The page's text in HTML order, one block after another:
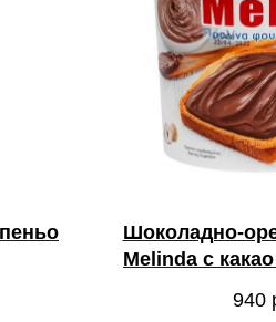
Шоколадно-
Melinda с
940